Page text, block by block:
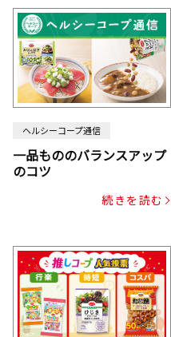
ヘルシーコープ通信
一品もののバランスアップ
のコツ
続きを読む